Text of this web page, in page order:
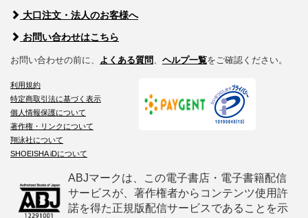
大口注文・法人のお客様へ
お問い合わせはこちら
お問い合わせの前に、 よくある質問、 ヘルプ一覧をご確認ください。
利用規約
特定商取引法に基づく表示
個人情報保護について
著作権・リンクについて
翔泳社について
SHOEISHA iDについて
ABJマークは、この電子書店・電子書籍配信
サービスが、著作権者からコンテンツ使用許
諾を得た正規版配信サービスであることを示